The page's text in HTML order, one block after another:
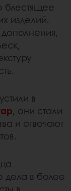
блестящее
изделий.
в
, они стали
и отвечают
дела в более